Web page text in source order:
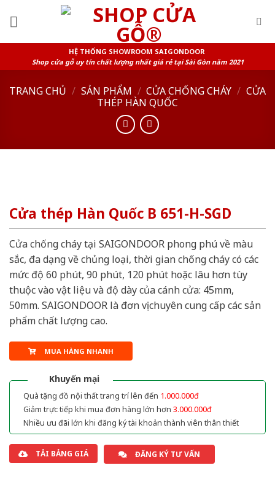
HỆ THỐNG SHOWROOM SAIGONDOOR
Shop cửa gỗ uy tín chất lượng nhất giá rẻ tại Sài Gòn năm 2021
TRANG CHỦ / SẢN PHẨM / CỬA CHỐNG CHÁY / CỬA
THÉP HÀN QUỐC
Cửa thép Hàn Quốc B 651-H-SGD
Cửa chống cháy tại SAIGONDOOR phong phú về màu
sắc, đa dạng về chủng loại, thời gian chống cháy có các
mức độ 60 phút, 90 phút, 120 phút hoặc lâu hơn tùy
thuộc vào vật liệu và độ dày của cánh cửa: 45mm,
50mm. SAIGONDOOR là đơn vị chuyên cung cấp các sản
phẩm chất lượng cao.
MUA HÀNG NHANH
Khuyến mại
Quà tặng đồ nội thất trang trí lên đến 1.000.000đ
Giảm trực tiếp khi mua đơn hàng lớn hơn 3.000.000đ
Nhiều ưu đãi lớn khi đăng ký tài khoản thành viên thân thiết
TẢI BẢNG GIÁ ĐĂNG KÝ TƯ VẤN